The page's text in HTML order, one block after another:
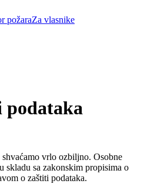
požaraZa vlasnike
podataka
vrlo ozbiljno. Osobne
skladu sa zakonskim propisima o
o zaštiti podataka.